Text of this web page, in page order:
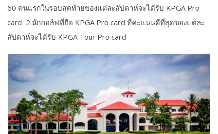
60 คนแรกในรอบสุดท้ายของแต่ละสัปดาห์จะได้รับ KPGA Pro
card 2.นักกอล์ฟที่ถือ KPGA Pro card ที่คะแนนดีที่สุดของแต่ละ
สัปดาห์จะได้รับ KPGA Tour Pro card